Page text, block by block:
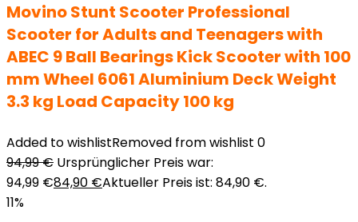
Movino Stunt Scooter Professional
Scooter for Adults and Teenagers with
ABEC 9 Ball Bearings Kick Scooter with 100
mm Wheel 6061 Aluminium Deck Weight
3.3 kg Load Capacity 100 kg
Added to wishlistRemoved from wishlist 0
94,99€ Ursprünglicher Preis war:
94,99 €84,90 €Aktueller Preis ist: 84,90 €.
11%